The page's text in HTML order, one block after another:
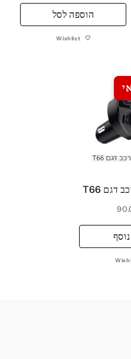
הוספה לסל
Wishlist